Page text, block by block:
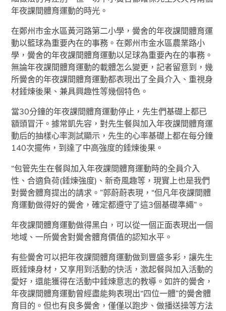
年夜課間體育運動的時光。
在鄭州市金水區黃河路第二小學，黌舍的年夜課間體育運
動以籃球為重要內在的事務。在鄭州市金水區農業路小
學，黌舍的年夜課間體育運動以足球為重要內在的事務。
無論年夜課間體育運動的載體怎么變更，記者留意到，幾
所黌舍的年夜課間體育運動都表現出了全員介入、重視身
材錘煉後果、兼具興趣性等幾個特色。
當30分鐘的年夜課間體育運動停止，先生們基礎上都已
額頭冒汗。據常凱先容，對先生餐與加入年夜課間體育運
動后的抽樣心率測試顯示，先生的心率基礎上都在每分鐘
140次擺佈，到達了中高強度的錘煉後果。
“包管先生在餐與加入年夜課間體育運動時的全員介入
性、合適負荷(錘煉強度)、新奇風趣等，現實上也是我們
對黌舍體育提出的請求。”郭蔚蔚表現，“但凡年夜課間體
育運動做得好的黌舍，確定都遵守了這3個基礎準繩”。
年夜課間體育運動做得黑白，可以從一個正面表現出一個
地域、一所黌舍對黌舍體育價值的認知水平。
有些黌舍可以把年夜課間體育運動做到豐盛多彩，讓先生
既錘煉身材，又享用到活動的快活，激起餐與加入活動的
愛好，還能獲得在活動中錘煉意志的教導。如許的黌舍，
年夜課間體育運動曾經盡能夠表現出“四位一體”的黌舍體
育目的。但也有良多黌舍，僅僅以跑步、做播送操等方法